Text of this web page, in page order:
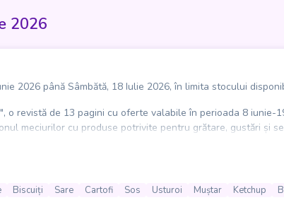
2026
2026 până Sâmbătă, 18 Iulie 2026, în limita stocului
o revistă de 13 pagini cu oferte valabile în perioada 8 iunie-
meciurilor cu produse potrivite pentru grătare, gustări și
pentru cocktailuri, astfel încât localurile și comercianții
ușor aprovizionarea pentru perioada competițiilor sportive.
Biscuiți Sare Cartofi Sos Usturoi Muștar Ketchup